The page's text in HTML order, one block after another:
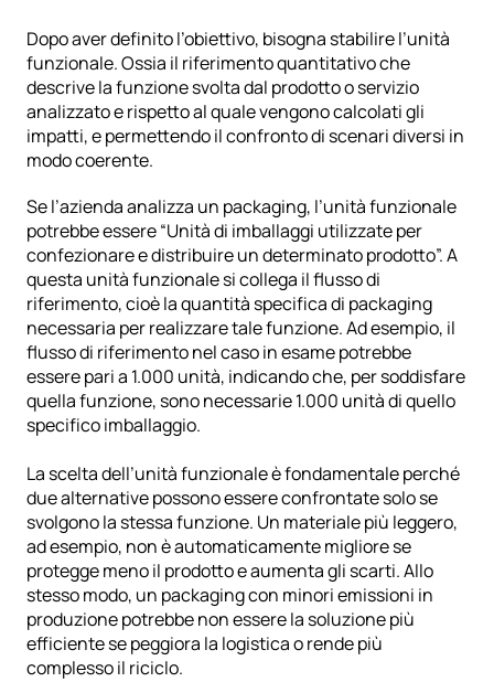
Dopo aver definito l’obiettivo, bisogna stabilire l’unità
funzionale. Ossia il riferimento quantitativo che
descrive la funzione svolta dal prodotto o servizio
analizzato e rispetto al quale vengono calcolati gli
impatti, e permettendo il confronto di scenari diversi in
modo coerente.
Se l’azienda analizza un packaging, l’unità funzionale
potrebbe essere “Unità di imballaggi utilizzate per
confezionare e distribuire un determinato prodotto”. A
questa unità funzionale si collega il flusso di
riferimento, cioè la quantità specifica di packaging
necessaria per realizzare tale funzione. Ad esempio, il
flusso di riferimento nel caso in esame potrebbe
essere pari a 1.000 unità, indicando che, per soddisfare
quella funzione, sono necessarie 1.000 unità di quello
specifico imballaggio.
La scelta dell’unità funzionale è fondamentale perché
due alternative possono essere confrontate solo se
svolgono la stessa funzione. Un materiale più leggero,
ad esempio, non è automaticamente migliore se
protegge meno il prodotto e aumenta gli scarti. Allo
stesso modo, un packaging con minori emissioni in
produzione potrebbe non essere la soluzione più
efficiente se peggiora la logistica o rende più
complesso il riciclo.